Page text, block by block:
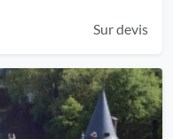
Sur devis